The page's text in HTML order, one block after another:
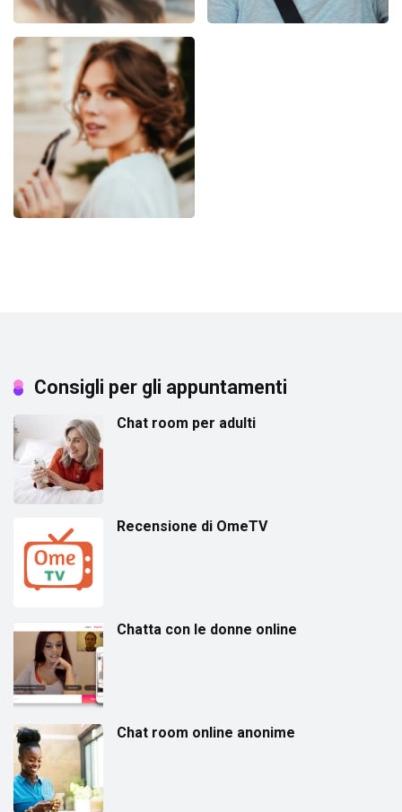
Consigli per gli appuntamenti
Chat room per adulti
Recensione di OmeTV
Chatta con le donne online
Chat room online anonime